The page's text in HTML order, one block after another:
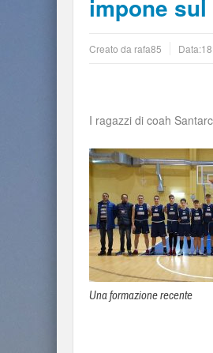
impone
Creato da rafa85 Data:
I ragazzi di coah
Una formazione recente